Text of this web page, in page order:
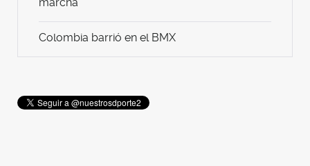
Colombia barrió en el BMX